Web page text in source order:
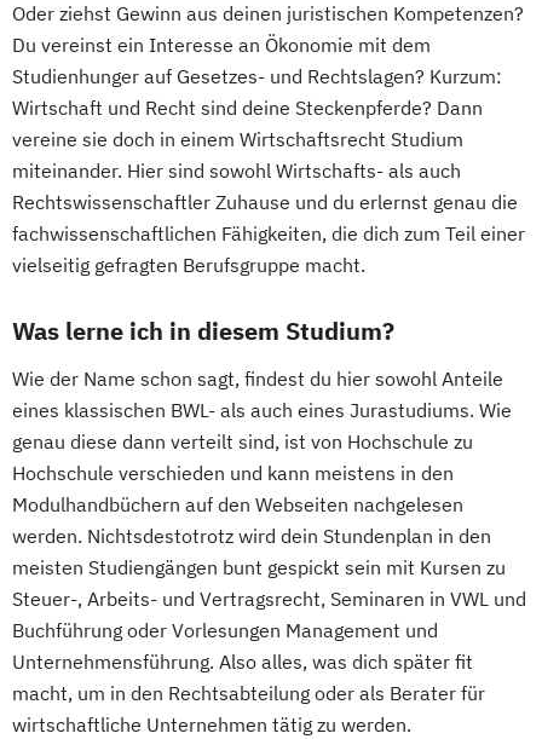
Oder ziehst Gewinn aus deinen juristischen Kompetenzen?
Du vereinst ein Interesse an Ökonomie mit dem
Studienhunger auf Gesetzes- und Rechtslagen? Kurzum:
Wirtschaft und Recht sind deine Steckenpferde? Dann
vereine sie doch in einem Wirtschaftsrecht Studium
miteinander. Hier sind sowohl Wirtschafts- als auch
Rechtswissenschaftler Zuhause und du erlernst genau die
fachwissenschaftlichen Fähigkeiten, die dich zum Teil einer
vielseitig gefragten Berufsgruppe macht.
Was lerne ich in diesem Studium?
Wie der Name schon sagt, findest du hier sowohl Anteile
eines klassischen BWL- als auch eines Jurastudiums. Wie
genau diese dann verteilt sind, ist von Hochschule zu
Hochschule verschieden und kann meistens in den
Modulhandbüchern auf den Webseiten nachgelesen
werden. Nichtsdestotrotz wird dein Stundenplan in den
meisten Studiengängen bunt gespickt sein mit Kursen zu
Steuer-, Arbeits- und Vertragsrecht, Seminaren in VWL und
Buchführung oder Vorlesungen Management und
Unternehmensführung. Also alles, was dich später fit
macht, um in den Rechtsabteilung oder als Berater für
wirtschaftliche Unternehmen tätig zu werden.